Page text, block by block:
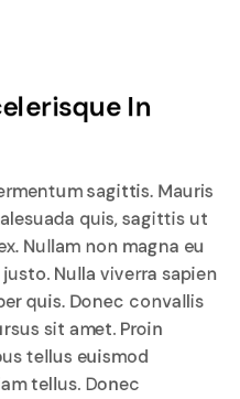
In
sagittis. Mauris
quis, sagittis ut
Nullam non magna eu
Nulla viverra sapien
quis. Donec convallis
sit amet. Proin
tellus euismod
tellus. Donec